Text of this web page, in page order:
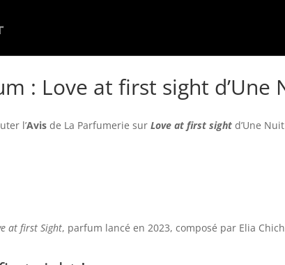
: Love at first sight d’Une
l’Avis de La Parfumerie sur Love at first sight d’Une
at first Sight, parfum lancé en 2023, composé par Elia